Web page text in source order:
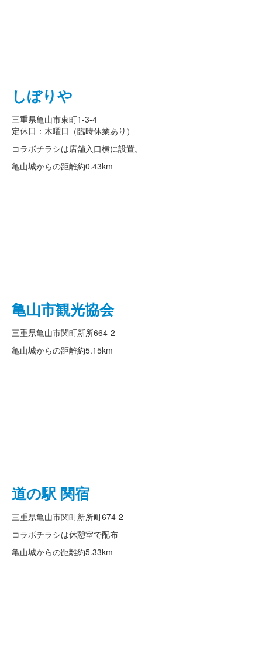
しぼりや
三重県亀山市東町1-3-4
定休日：木曜日（臨時休業あり）
コラボチラシは店舗入口横に設置。
亀山城からの距離約0.43km
亀山市観光協会
三重県亀山市関町新所664-2
亀山城からの距離約5.15km
道の駅 関宿
三重県亀山市関町新所町674-2
コラボチラシは休憩室で配布
亀山城からの距離約5.33km